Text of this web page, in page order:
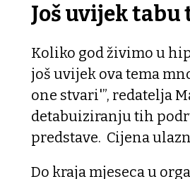
Još uvijek tabu
Koliko god živimo u
još uvijek ova tema
one stvari'”, redatelja
detabuiziranju tih
predstave. Cijena
Do kraja mjeseca u